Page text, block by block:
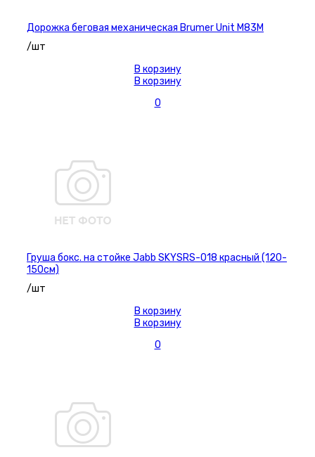
Дорожка беговая механическая Brumer Unit M83M
/шт
В корзину
В корзину
0
Груша бокс. на стойке Jabb SKYSRS-018 красный (120-
150см)
/шт
В корзину
В корзину
0